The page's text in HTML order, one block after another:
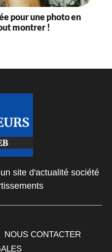
pour une photo en
montrer !
site d'actualité société
NOUS CONTACTER